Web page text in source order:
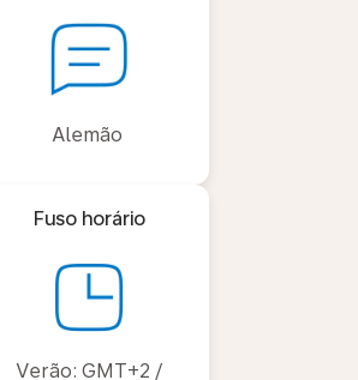
Alemão
Fuso horário
Verão: GMT+2 /